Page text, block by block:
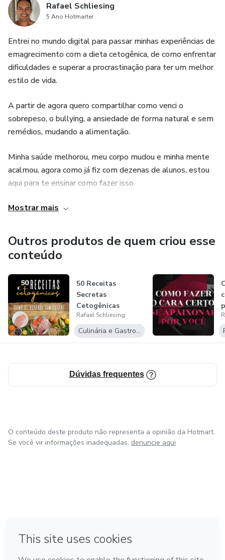
Rafael Schliesing
5 Ano Hotmarter
Entrei no mundo digital para passar minhas experiências de
emagrecimento com a dieta cetogênica, de como enfrentar
dificuldades e superar a procrastinação para ter um melhor
estilo de vida.
A partir de agora quero compartilhar como venci o
sobrepeso, o bullying, a ansiedade de forma natural e sem
remédios, mudando a alimentação.
Minha saúde melhorou, meu corpo mudou e minha mente
acalmou, agora como já fiz com dezenas de alunos, estou
aqui para te ensinar como fazer isso.
Confira meus produtos e veja qual se adequa mais ao seu
Mostrar mais
Outros produtos de quem criou esse
conteúdo
50 Receitas
Secretas
Cetogênicas
Rafael Schliesing
Culinária e Gastronomia
Dúvidas frequentes
O conteúdo deste produto não representa a opinião da Hotmart.
Se você vir informações inadequadas, denuncie aqui
Feito com ❤ em Bogotá